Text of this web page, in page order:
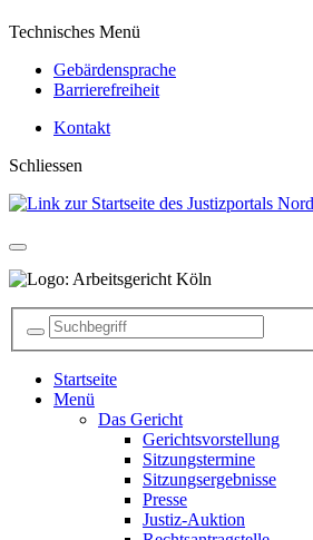
Technisches Menü
Gebärdensprache
Barrierefreiheit
Kontakt
Schliessen
Startseite
Menü
Das Gericht
Gerichtsvorstellung
Sitzungstermine
Sitzungsergebnisse
Presse
Justiz-Auktion